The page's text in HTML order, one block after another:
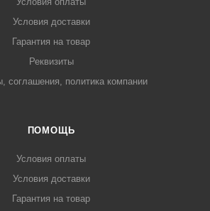
Условия доставки
Гарантия на товар
Реквизиты
соглашения, политика компании
ПОМОЩЬ
Условия оплаты
Условия доставки
Гарантия на товар